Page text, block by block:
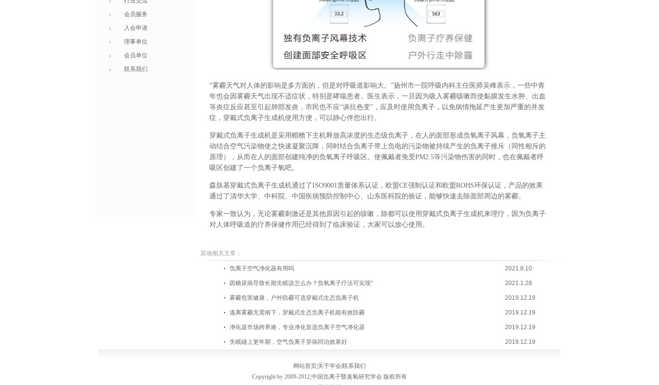
会员服务
入会申请
理事单位
会员单位
联系我们
“雾霾天气对人体的影响是多方面的，但是对呼吸道影响大。”扬州市一院呼吸内科主任医师吴峰表示，一些中青
年也会因雾霾天气出现不适症状，特别是哮喘患者。医生表示，一旦因为吸入雾霾咳嗽而使黏膜发生水肿、出血
等炎症反应甚至引起肺部发炎，市民也不应“谈抗色变”，应及时使用负离子，以免病情拖延产生更加严重的并发
症，穿戴式负离子生成机使用方便，可以静心伴您出行。
穿戴式负离子生成机是采用帽檐下主机释放高浓度的生态级负离子，在人的面部形成负氧离子风幕，负氧离子主
动结合空气污染物使之快速凝聚沉降，同时结合负离子带上负电的污染物被持续产生的负离子推斥（同性相斥的
原理），从而在人的面部创建纯净的负氧离子呼吸区。使佩戴者免受PM2.5等污染物伤害的同时，也在佩戴者呼
吸区创建了一个负离子氧吧。
森肽基穿戴式负离子生成机通过了ISO9001质量体系认证，欧盟CE强制认证和欧盟ROHS环保认证，产品的效果
通过了清华大学、中科院、中国疾病预防控制中心、山东医科院的验证，能够快速去除面部周边的雾霾。
专家一致认为，无论雾霾刺激还是其他原因引起的咳嗽，除都可以使用穿戴式负离子生成机来理疗，因为负离子
对人体呼吸道的疗养保健作用已经得到了临床验证，大家可以放心使用。
其他相关文章：
负离子空气净化器有用吗 2021.8.10
因糖尿病导致长期失眠该怎么办？负氧离子疗法可实现“ 2021.1.28
雾霾危害健康，户外防霾可选穿戴式生态负离子机 2019.12.19
逃离雾霾无需南下，穿戴式生态负离子机能有效防霾 2019.12.19
净化器市场跨界难，专业净化首选负离子空气净化器 2019.12.19
失眠碰上更年期，空气负离子异病同治效果好 2019.12.19
网站首页 关于学会联系我们
Copyright by 2009-2012;中国负离子暨臭氧研究学会 版权所有